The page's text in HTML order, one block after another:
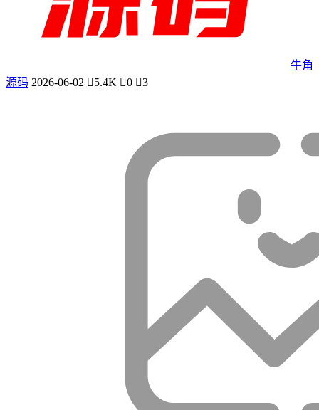
牛角
源码 2026-06-02 5.4K 0 3